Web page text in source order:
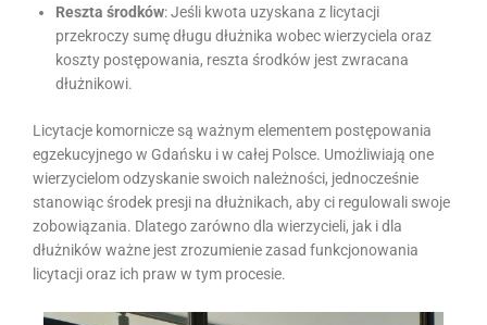
Reszta środków: Jeśli kwota uzyskana z licytacji
przekroczy sumę długu dłużnika wobec wierzyciela oraz
koszty postępowania, reszta środków jest zwracana
dłużnikowi.
Licytacje komornicze są ważnym elementem postępowania
egzekucyjnego w Gdańsku i w całej Polsce. Umożliwiają one
wierzycielom odzyskanie swoich należności, jednocześnie
stanowiąc środek presji na dłużnikach, aby ci regulowali swoje
zobowiązania. Dlatego zarówno dla wierzycieli, jak i dla
dłużników ważne jest zrozumienie zasad funkcjonowania
licytacji oraz ich praw w tym procesie.